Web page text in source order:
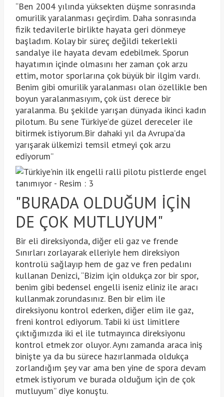
“Ben 2004 yılında yüksekten düşme sonrasında
omurilik yaralanması geçirdim. Daha sonrasında
fizik tedavilerle birlikte hayata geri dönmeye
başladım. Kolay bir süreç değildi tekerlekli
sandalye ile hayata devam edebilmek. Sporun
hayatımın içinde olmasını her zaman çok arzu
ettim, motor sporlarına çok büyük bir ilgim vardı.
Benim gibi omurilik yaralanması olan özellikle ben
boyun yaralanmasıyım, çok üst derece bir
yaralanma. Bu şekilde yarışan dünyada ikinci kadın
pilotum. Bu sene Türkiye’de güzel dereceler ile
bitirmek istiyorum.Bir dahaki yıl da Avrupa’da
yarışarak ülkemizi temsil etmeyi çok arzu
ediyorum”
"BURADA OLDUĞUM İÇİN
DE ÇOK MUTLUYUM"
Bir eli direksiyonda, diğer eli gaz ve frende
Sınırları zorlayarak elleriyle hem direksiyon
kontrolü sağlayıp hem de gaz ve fren pedalını
kullanan Denizci, “Bizim için oldukça zor bir spor,
benim gibi bedensel engelli iseniz eliniz ile aracı
kullanmak zorundasınız. Ben bir elim ile
direksiyonu kontrol ederken, diğer elim ile gaz,
freni kontrol ediyorum. Tabii ki üst limitlere
çıktığımızda iki el ile tutmayınca direksiyonu
kontrol etmek zor oluyor. Aynı zamanda araca iniş
binişte ya da bu sürece hazırlanmada oldukça
zorlandığım şey var ama ben yine de spora devam
etmek istiyorum ve burada olduğum için de çok
mutluyum” diye konuştu.